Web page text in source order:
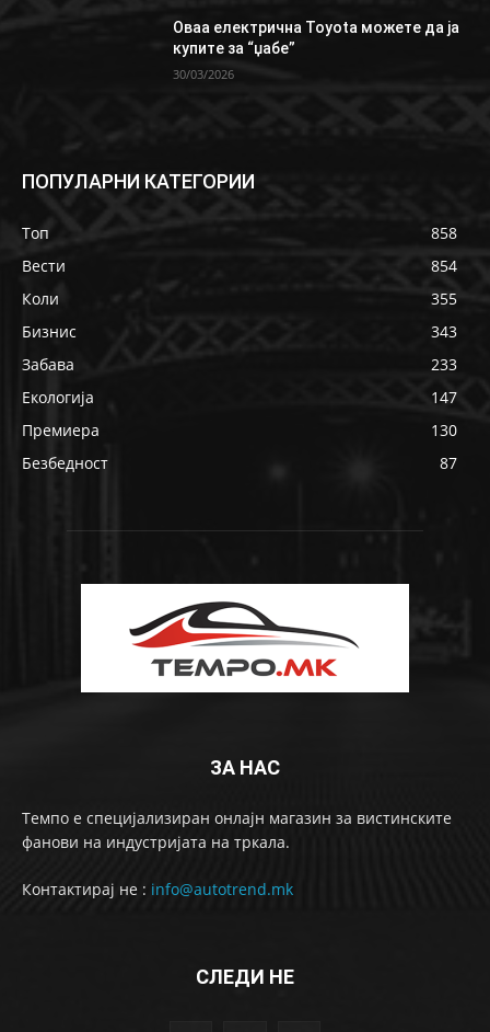
Oваа електрична Toyota можете да ја
купите за “џабе”
30/03/2026
ПОПУЛАРНИ КАТЕГОРИИ
Топ
858
Вести
854
Коли
355
Бизнис
343
Забава
233
Екологија
147
Премиера
130
Безбедност
87
ЗА НАС
Темпо е специјализиран онлајн магазин за вистинските
фанови на индустријата на тркала.
Контактирај не : info@autotrend.mk
СЛЕДИ НЕ